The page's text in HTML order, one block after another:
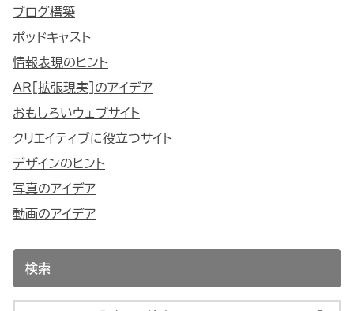
ブログ構築
ポッドキャスト
情報表現のヒント
AR[拡張現実]のアイデア
おもしろいウェブサイト
クリエイティブに役立つサイト
デザインのヒント
写真のアイデア
動画のアイデア
検索